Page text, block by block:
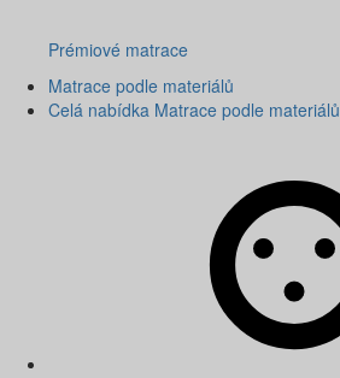
Prémiové matrace
Matrace podle materiálů
Celá nabídka Matrace podle materiálů